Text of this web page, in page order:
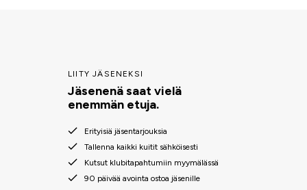
LIITY JÄSENEKSI
Jäsenenä saat vielä
enemmän etuja.
Erityisiä jäsentarjouksia
Tallenna kaikki kuitit sähköisesti
Kutsut klubitapahtumiin myymälässä
90 päivää avointa ostoa jäsenille